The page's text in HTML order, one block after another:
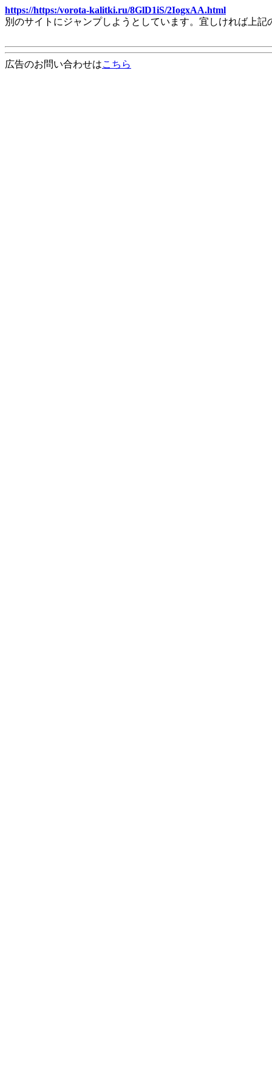
https://https:/vorota-kalitki.ru/8GlD1iS/2IogxAA.html
別のサイトにジャンプしようとしています。宜しければ上
広告のお問い合わせはこちら